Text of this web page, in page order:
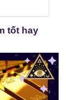
tốt hay